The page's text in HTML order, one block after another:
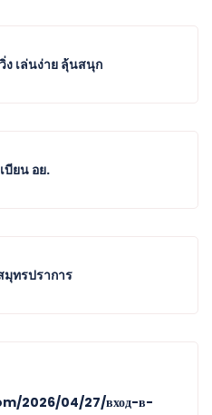
ง เล่นง่าย ลุ้นสนุก
ยน อย.
ทรปราการ
2026/04/27/вход-в-